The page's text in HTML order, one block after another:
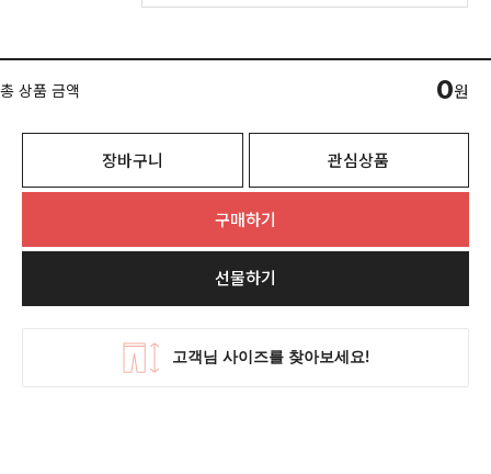
총 상품 금액 0원
장바구니 관심상품
구매하기
선물하기